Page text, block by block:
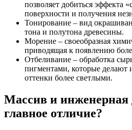
позволяет добиться эффекта
поверхности и получения
Тонирование – вид
тона и полутона древесины.
Морение – своеобразная
приводящая к появлению
Отбеливание – обработка
пигментами, которые делают
оттенки более светлыми.
Массив и инженерная
главное отличие?